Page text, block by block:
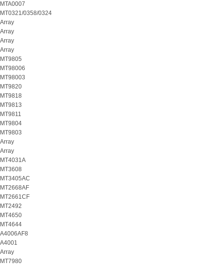
MTA0007
MT0321/0358/0324
Array
Array
Array
Array
MT9805
MT98006
MT98003
MT9820
MT9818
MT9813
MT9811
MT9804
MT9803
Array
Array
MT4031A
MT3608
MT3405AC
MT2668AF
MT2661CF
MT2492
MT4650
MT4644
A4006AF8
A4001
Array
MT7980